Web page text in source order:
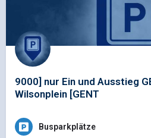
9000] nur Ein und Ausstieg
Wilsonplein [GENT
Busparkplätze